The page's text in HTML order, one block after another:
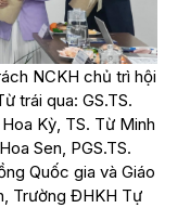
NCKH chủ trì hội
trái qua: GS.TS.
Kỳ, TS. Từ Minh
Sen, PGS.TS.
Quốc gia và Giáo
Trường ĐHKH Tự